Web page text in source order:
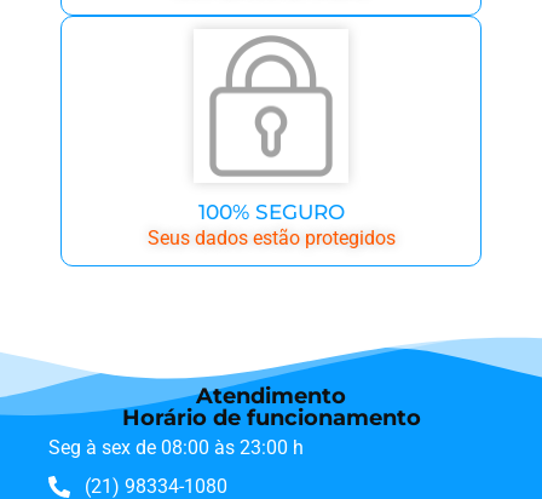
100% SEGURO
Seus dados estão protegidos
Atendimento
Horário de funcionamento
Seg à sex de 08:00 às 23:00 h
(21) 98334-1080